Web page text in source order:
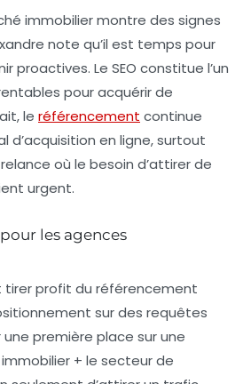
immobilier montre des signes
note qu’il est temps pour
proactives. Le SEO constitue l’un
pour acquérir de
le référencement continue
d’acquisition en ligne, surtout
où le besoin d’attirer de
urgent.
les agences
tirer profit du référencement
sur des requêtes
première place sur une
+ le secteur de